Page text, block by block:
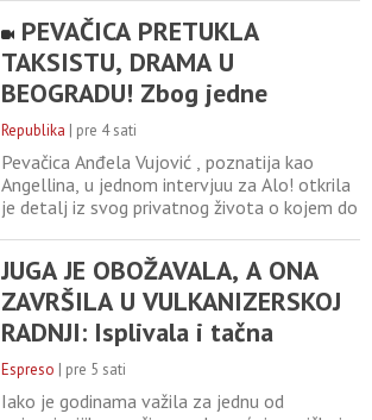
trenutku prekinula nastup kako bi se obratila
publici, ali i obezbeđenju. - Hvala Endžiju i
orkestru, ja ne znam da bi neko izašao sa
mnom na kraj. Ja se topim, svi smo se
potopili,
PEVAČICA PRETUKLA
TAKSISTU, DRAMA U
BEOGRADU! Zbog jedne
rečenice IZBIO INCIDENT - tada
joj puko film!
Republika | pre 4 sati
Pevačica Anđela Vujović , poznatija kao
Angellina, u jednom intervjuu za Alo! otkrila
je detalj iz svog privatnog života o kojem do
neprijatne situacije iz noćnog izlaska, kada je
sa drugaricama ušla u taksi, a ponašanje
vozača, kako tvrdi, izazvalo je njenu burnu
reakciju. Angellina je ispričala da se sve
dogodilo
JUGA JE OBOŽAVALA, A ONA
ZAVRŠILA U VULKANIZERSKOJ
RADNJI: Isplivala i tačna
zarada, ovoga se nikad nije
stidela
Espreso | pre 5 sati
Iako je godinama važila za jednu od